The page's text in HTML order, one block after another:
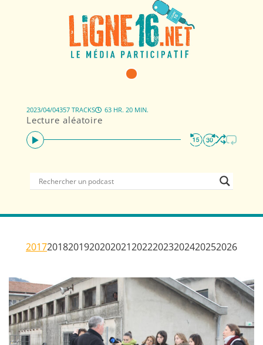
Lecture aléatoire
2023/04/04357 TRACKS 63 HR. 20 MIN.
2017201820192020202120222023202420252026